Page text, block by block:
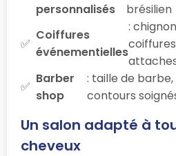
personnalisés
brésilien
Coiffures
événementielles
:
Barber
shop
: taille de
contours
Un salon adapté à
cheveux